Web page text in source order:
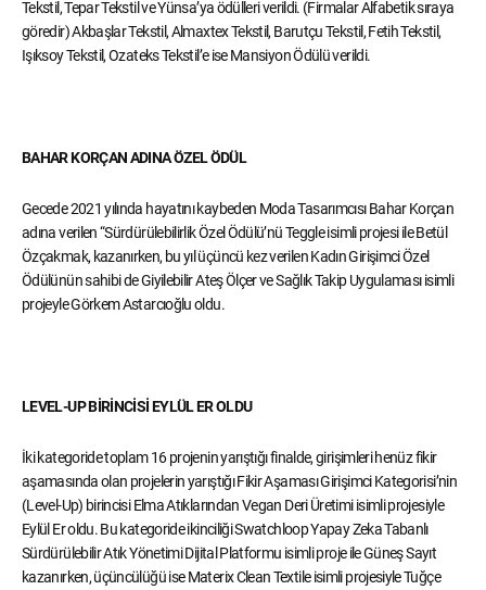
Tekstil, Tepar Tekstil ve Yünsa’ya ödülleri verildi. (Firmalar Alfabetik sıraya
göredir) Akbaşlar Tekstil, Almaxtex Tekstil, Barutçu Tekstil, Fetih Tekstil,
Işıksoy Tekstil, Ozateks Tekstil’e ise Mansiyon Ödülü verildi.
BAHAR KORÇAN ADINA ÖZEL ÖDÜL
Gecede 2021 yılında hayatını kaybeden Moda Tasarımcısı Bahar Korçan
adına verilen “Sürdürülebilirlik Özel Ödülü’nü Teggle isimli projesi ile Betül
Özçakmak, kazanırken, bu yıl üçüncü kez verilen Kadın Girişimci Özel
Ödülünün sahibi de Giyilebilir Ateş Ölçer ve Sağlık Takip Uygulaması isimli
projeyle Görkem Astarcıoğlu oldu.
LEVEL-UP BİRİNCİSİ EYLÜL ER OLDU
İki kategoride toplam 16 projenin yarıştığı finalde, girişimleri henüz fikir
aşamasında olan projelerin yarıştığı Fikir Aşaması Girişimci Kategorisi’nin
(Level-Up) birincisi Elma Atıklarından Vegan Deri Üretimi isimli projesiyle
Eylül Er oldu. Bu kategoride ikinciliği Swatchloop Yapay Zeka Tabanlı
Sürdürülebilir Atık Yönetimi Dijital Platformu isimli proje ile Güneş Sayıt
kazanırken, üçüncülüğü ise Materix Clean Textile isimli projesiyle Tuğçe